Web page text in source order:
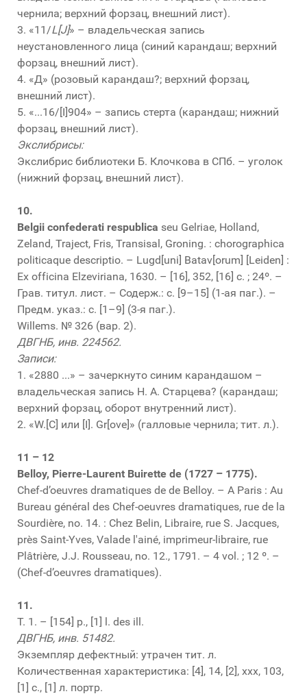
чернила; верхний форзац, внешний лист).
3. «11/L[J]» – владельческая запись
неустановленного лица (синий карандаш; верхний
форзац, внешний лист).
4. «Д» (розовый карандаш?; верхний форзац,
внешний лист).
5. «...16/[I]904» – запись стерта (карандаш; нижний
форзац, внешний лист).
Экслибрисы:
Экслибрис библиотеки Б. Клочкова в СПб. – уголок
(нижний форзац, внешний лист).
10.
Belgii confederati respublica seu Gelriae, Holland,
Zeland, Traject, Fris, Transisal, Groning. : chorographica
politicaque descriptio. – Lugd[uni] Batav[orum] [Leiden] :
Ex officina Elzeviriana, 1630. – [16], 352, [16] с. ; 24º. –
Грав. титул. лист. – Содерж.: с. [9–15] (1-ая паг.). –
Предм. указ.: с. [1–9] (3-я паг.).
Willems. № 326 (вар. 2).
ДВГНБ, инв. 224562.
Записи:
1. «2880 ...» – зачеркнуто синим карандашом –
владельческая запись Н. А. Старцева? (карандаш;
верхний форзац, оборот внутренний лист).
2. «W.[C] или [I]. Gr[ove]» (галловые чернила; тит. л.).
11 – 12
Belloy, Pierre-Laurent Buirette de (1727 – 1775).
Chef-d’oeuvres dramatiques de de Belloy. – A Paris : Au
Bureau général des Chef-oeuvres dramatiques, rue de la
Sourdière, no. 14. : Chez Belin, Libraire, rue S. Jacques,
près Saint-Yves, Valade l'ainé, imprimeur-libraire, rue
Plâtrière, J.J. Rousseau, no. 12., 1791. – 4 vol. ; 12 º. –
(Chef-d’oeuvres dramatiques).
11.
Т. 1. – [154] p., [1] l. des ill.
ДВГНБ, инв. 51482.
Экземпляр дефектный: утрачен тит. л.
Количественная характеристика: [4], 14, [2], xxx, 103,
[1] с., [1] л. портр.